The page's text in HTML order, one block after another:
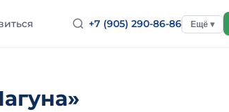
+7 (905) 290-86-86 Ещё ▾